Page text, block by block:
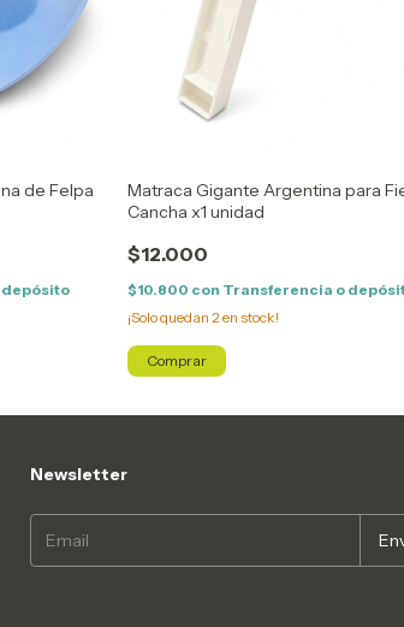
de Felpa
Matraca Gigante Argentina para
Cancha x1 unidad
$12.000
$10.800 con Transferencia o
¡Solo quedan 2 en stock!
Newsletter